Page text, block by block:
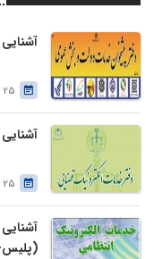
25 دی 1397
25 دی 1397